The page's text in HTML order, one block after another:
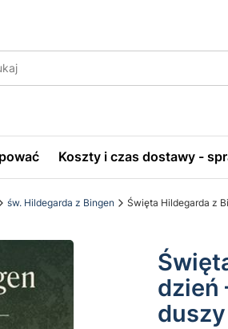
Koszty i czas dostawy -
św. Hildegarda z Bingen Święta Hildegarda z
dzień
duszy